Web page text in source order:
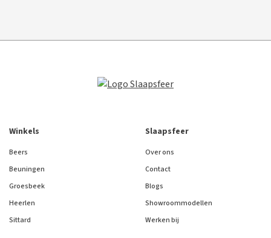
Winkels
Beers
Beuningen
Groesbeek
Heerlen
Sittard
Slaapsfeer
Over ons
Contact
Blogs
Showroommodellen
Werken bij